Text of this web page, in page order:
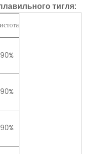
тигля:
90%
90%
90%